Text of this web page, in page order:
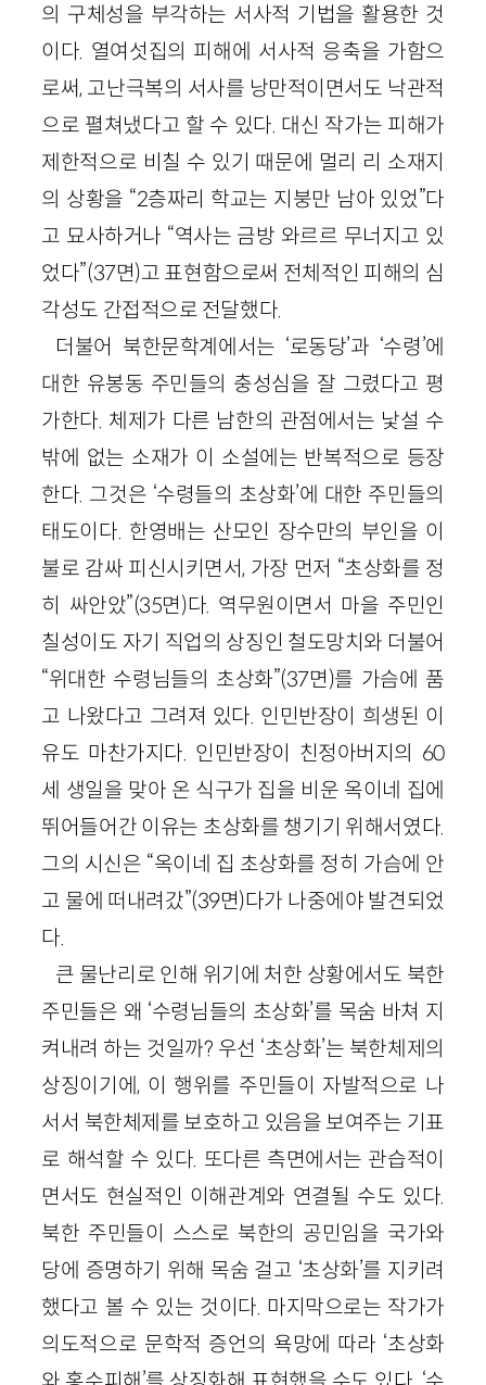
의 구체성을 부각하는 서사적 기법을 활용한 것
이다. 열여섯집의 피해에 서사적 응축을 가함으
로써, 고난극복의 서사를 낭만적이면서도 낙관적
으로 펼쳐냈다고 할 수 있다. 대신 작가는 피해가
제한적으로 비칠 수 있기 때문에 멀리 리 소재지
의 상황을 “2층짜리 학교는 지붕만 남아 있었”다
고 묘사하거나 “역사는 금방 와르르 무너지고 있
었다”(37면)고 표현함으로써 전체적인 피해의 심
각성도 간접적으로 전달했다.
더불어 북한문학계에서는 ‘로동당’과 ‘수령’에
대한 유봉동 주민들의 충성심을 잘 그렸다고 평
가한다. 체제가 다른 남한의 관점에서는 낯설 수
밖에 없는 소재가 이 소설에는 반복적으로 등장
한다. 그것은 ‘수령들의 초상화’에 대한 주민들의
태도이다. 한영배는 산모인 장수만의 부인을 이
불로 감싸 피신시키면서, 가장 먼저 “초상화를 정
히 싸안았”(35면)다. 역무원이면서 마을 주민인
칠성이도 자기 직업의 상징인 철도망치와 더불어
“위대한 수령님들의 초상화”(37면)를 가슴에 품
고 나왔다고 그려져 있다. 인민반장이 희생된 이
유도 마찬가지다. 인민반장이 친정아버지의 60
세 생일을 맞아 온 식구가 집을 비운 옥이네 집에
뛰어들어간 이유는 초상화를 챙기기 위해서였다.
그의 시신은 “옥이네 집 초상화를 정히 가슴에 안
고 물에 떠내려갔”(39면)다가 나중에야 발견되었
다.
큰 물난리로 인해 위기에 처한 상황에서도 북한
주민들은 왜 ‘수령님들의 초상화’를 목숨 바쳐 지
켜내려 하는 것일까? 우선 ‘초상화’는 북한체제의
상징이기에, 이 행위를 주민들이 자발적으로 나
서서 북한체제를 보호하고 있음을 보여주는 기표
로 해석할 수 있다. 또다른 측면에서는 관습적이
면서도 현실적인 이해관계와 연결될 수도 있다.
북한 주민들이 스스로 북한의 공민임을 국가와
당에 증명하기 위해 목숨 걸고 ‘초상화’를 지키려
했다고 볼 수 있는 것이다. 마지막으로는 작가가
의도적으로 문학적 증언의 욕망에 따라 ‘초상화